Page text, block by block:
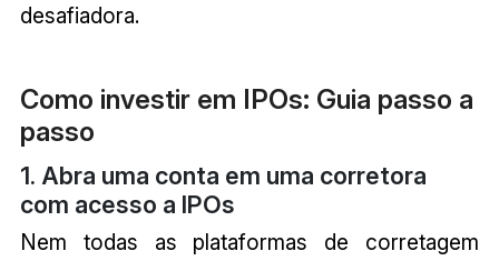
desafiadora.
Como investir em IPOs: Guia passo a
passo
1. Abra uma conta em uma corretora
com acesso a IPOs
Nem todas as plataformas de corretagem